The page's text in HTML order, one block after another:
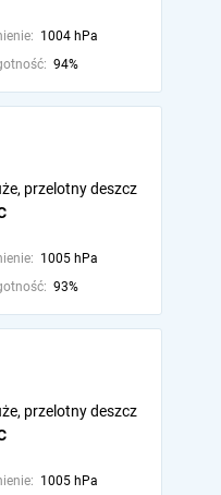
1004 hPa
94%
przelotny deszcz
1005 hPa
93%
przelotny deszcz
1005 hPa